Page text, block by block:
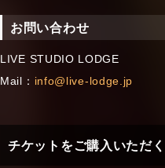
お問い合わせ
LIVE STUDIO LODGE
Mail： info@live-lodge.jp
チケットをご購入いただ